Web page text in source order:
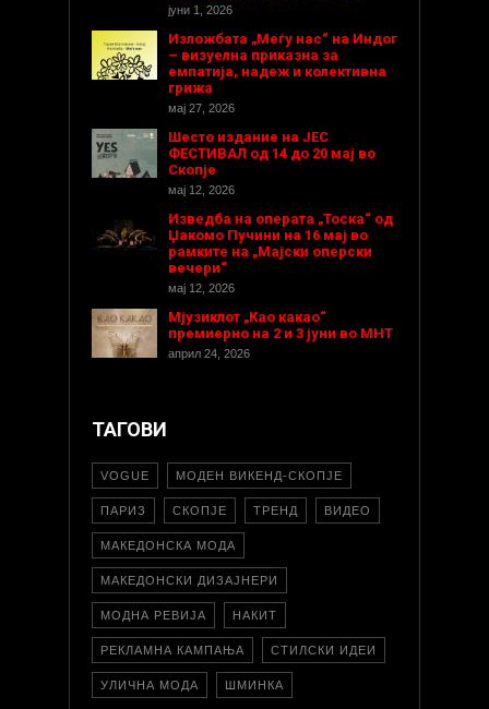
јуни 1, 2026
Изложбата „Меѓу нас“ на Индог
– визуелна приказна за
емпатија, надеж и колективна
грижа
мај 27, 2026
Шесто издание на ЈЕС
ФЕСТИВАЛ од 14 до 20 мај во
Скопје
мај 12, 2026
Изведба на операта „Тоска“ од
Џакомо Пучини на 16 мај во
рамките на „Мајски оперски
вечери“
мај 12, 2026
Мјузиклот „Као какао“
премиерно на 2 и 3 јуни во МНТ
април 24, 2026
ТАГОВИ
VOGUE МОДЕН ВИКЕНД-СКОПЈЕ
ПАРИЗ СКОПЈЕ ТРЕНД ВИДЕО
МАКЕДОНСКА МОДА
МАКЕДОНСКИ ДИЗАЈНЕРИ
МОДНА РЕВИЈА НАКИТ
РЕКЛАМНА КАМПАЊА СТИЛСКИ ИДЕИ
УЛИЧНА МОДА ШМИНКА